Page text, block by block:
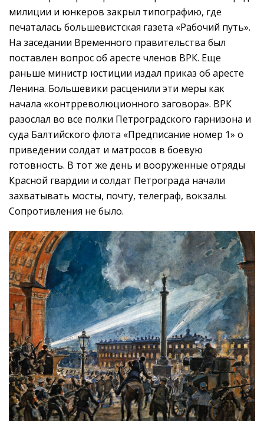
милиции и юнкеров закрыл типографию, где
печаталась большевистская газета «Рабочий путь».
На заседании Временного правительства был
поставлен вопрос об аресте членов ВРК. Еще
раньше министр юстиции издал приказ об аресте
Ленина. Большевики расценили эти меры как
начала «контрреволюционного заговора». ВРК
разослал во все полки Петроградского гарнизона и
суда Балтийского флота «Предписание номер 1» о
приведении солдат и матросов в боевую
готовность. В тот же день и вооруженные отряды
Красной гвардии и солдат Петрограда начали
захватывать мосты, почту, телеграф, вокзалы.
Сопротивления не было.